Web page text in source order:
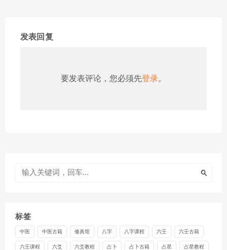
发表回复
要发表评论，您必须先登录。
标签
中医 中医古籍 修真馆 八字 八字课程 六壬 六壬古籍
六壬课程 六爻 六爻教程 占卜 占卜古籍 占星 占星教程